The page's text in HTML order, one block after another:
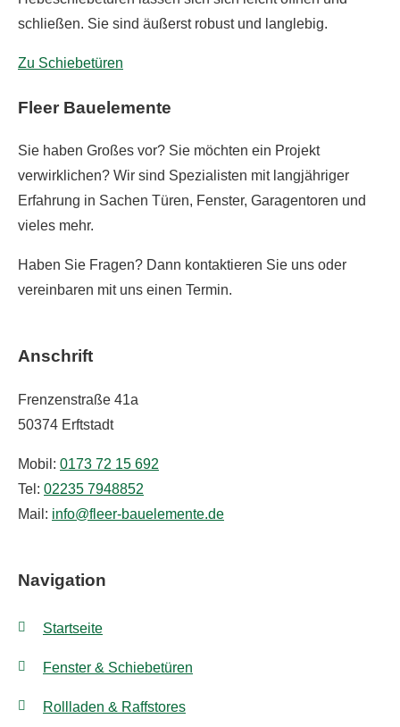
schließen. Sie sind äußerst robust und langlebig.
Zu Schiebetüren
Fleer Bauelemente
Sie haben Großes vor? Sie möchten ein Projekt
verwirklichen? Wir sind Spezialisten mit langjähriger
Erfahrung in Sachen Türen, Fenster, Garagentoren und
vieles mehr.
Haben Sie Fragen? Dann kontaktieren Sie uns oder
vereinbaren mit uns einen Termin.
Anschrift
Frenzenstraße 41a
50374 Erftstadt
Mobil: 0173 72 15 692
Tel: 02235 7948852
Mail: info@fleer-bauelemente.de
Navigation
Startseite
Fenster & Schiebetüren
Rollladen & Raffstores